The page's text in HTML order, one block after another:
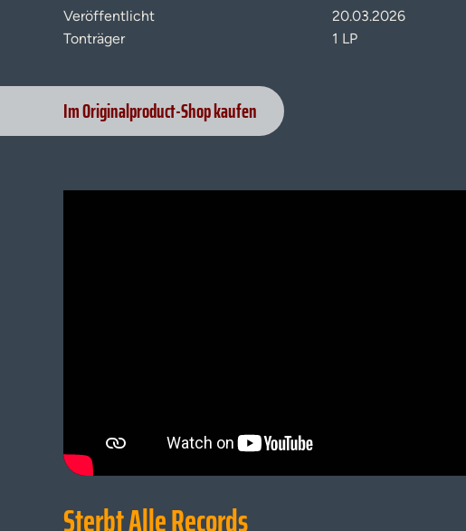
Veröffentlicht
20.03.2026
Tonträger
1 LP
Im Originalproduct-Shop kaufen
Sterbt Alle Records